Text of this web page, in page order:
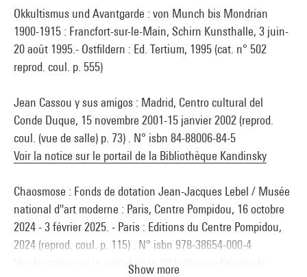
Okkultismus und Avantgarde : von Munch bis Mondrian
1900-1915 : Francfort-sur-le-Main, Schirn Kunsthalle, 3 juin-
20 août 1995.- Ostfildern : Ed. Tertium, 1995 (cat. n° 502
reprod. coul. p. 555)
Jean Cassou y sus amigos : Madrid, Centro cultural del
Conde Duque, 15 novembre 2001-15 janvier 2002 (reprod.
coul. (vue de salle) p. 73) . N° isbn 84-88006-84-5
Voir la notice sur le portail de la Bibliothèque Kandinsky
Chaosmose : Fonds de dotation Jean-Jacques Lebel / Musée
national d''art moderne : Paris, Centre Pompidou, 16 octobre
2024 - 3 février 2025. - Paris : Editions du Centre Pompidou,
2024 (reprod. coul. p. 115) . N° isbn 978-38654-000-4
Voir la notice sur le portail de la Bibliothèque Kandinsky
Show more